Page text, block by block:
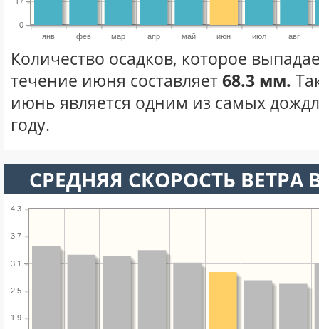
янв фев мар апр май июн июл авг
0
Количество осадков, которое
течение июня составляет68.3 мм.
июнь является одним из самых
году.
СРЕДНЯЯ СКОРОСТЬ
1.9
2.5
3.1
3.7
4.3